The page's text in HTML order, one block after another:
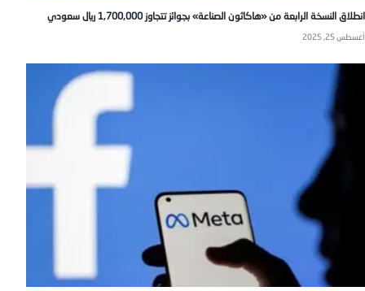
انطلاق النسخة الرابعة من «هاكاثون الصناعة» بجوائز تتجاوز 1,700,000 ريال سعودي
أغسطس 25, 2025